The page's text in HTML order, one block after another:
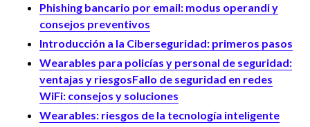
Phishing bancario por email: modus operandi y
consejos preventivos
Introducción a la Ciberseguridad: primeros pasos
Wearables para policías y personal de seguridad:
ventajas y riesgosFallo de seguridad en redes
WiFi: consejos y soluciones
Wearables: riesgos de la tecnología inteligente